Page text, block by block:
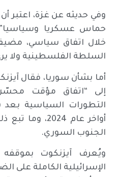
وفي حديثه عن غزة، اعتبر
حماس عسكريا
خلال اتفاق سياسي،
السلطة الفلسطينية ولا
أما بشأن سوريا، فقال
إلى “اتفاق مؤقت
التطورات السياسية
أواخر عام
الجنوب السوري.
ويُعرف آيزنكوت
الإسرائيلية الكاملة على